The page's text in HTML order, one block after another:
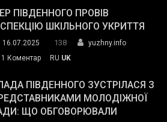
органів:
«Наш
спільний
окупанти.
Маємо
діяти
ДСНС
власноруч
пожежу
у
ПІВДЕННОГО ПРОВІВ
ШКІЛЬНОГО УКРИТТЯ
16.07.2025 138
yuzhny.info
1 Коментардо
Південного
провів
інспекцію
RU UK
ПІВДЕННОГО ЗУСТРІЛАСЯ З
МОЛОДІЖНОЇ
ЩО ОБГОВОРЮВАЛИ